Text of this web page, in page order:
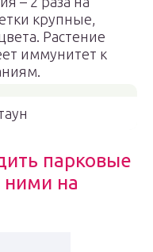
крупные,
Растение
иммунитет к
парковые
ними на